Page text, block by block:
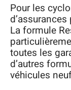
Pour les
La formule
toutes les
d’autres
véhicules